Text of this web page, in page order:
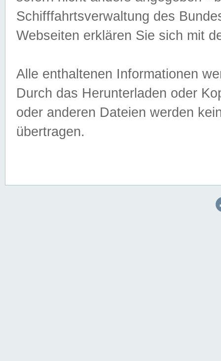
Schifffahrtsverwaltung des
Webseiten erklären Sie sich mit
Alle enthaltenen Informationen
Durch das Herunterladen oder
oder anderen Dateien werden
übertragen.